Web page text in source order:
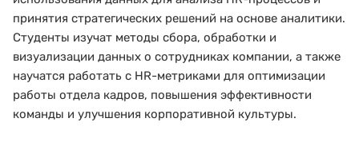
принятия стратегических решений на основе аналитики.
Студенты изучат методы сбора, обработки и
визуализации данных о сотрудниках компании, а также
научатся работать с HR-метриками для оптимизации
работы отдела кадров, повышения эффективности
команды и улучшения корпоративной культуры.